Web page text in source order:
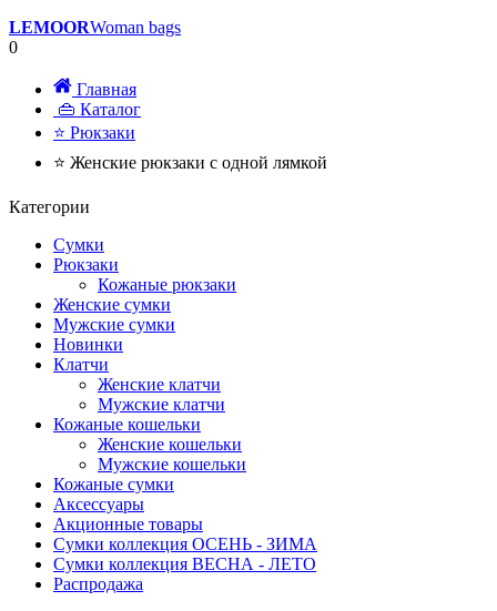
LEMOORWoman bags
0
Главная
👜 Каталог
⭐ Рюкзаки
⭐ Женские рюкзаки с одной лямкой
Категории
Сумки
Рюкзаки
Кожаные рюкзаки
Женские сумки
Мужские сумки
Новинки
Клатчи
Женские клатчи
Мужские клатчи
Кожаные кошельки
Женские кошельки
Мужские кошельки
Кожаные сумки
Аксессуары
Акционные товары
Сумки коллекция ОСЕНЬ - ЗИМА
Сумки коллекция ВЕСНА - ЛЕТО
Распродажа